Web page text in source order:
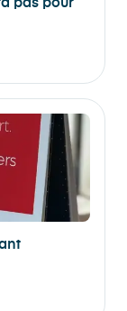
pas pour